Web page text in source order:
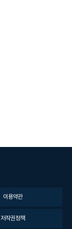
이용약관
저작권정책